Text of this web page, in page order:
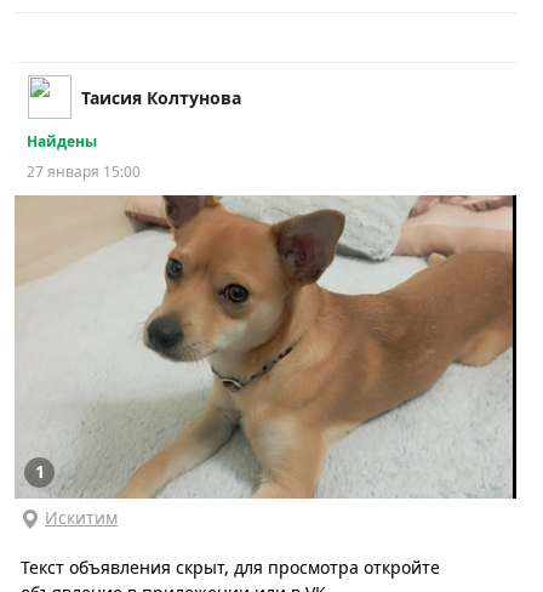
Таисия Колтунова
Найдены
27 января 15:00
1
Искитим
Текст объявления скрыт, для просмотра откройте